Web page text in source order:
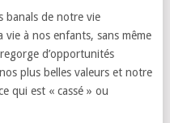
banals de notre vie
vie à nos enfants, sans même
d’opportunités
plus belles valeurs et notre
qui est « cassé » ou